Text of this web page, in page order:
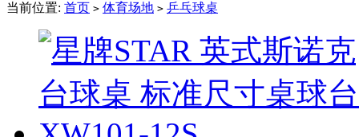
当前位置: 首页 > 体育场地 > 乒乓球桌